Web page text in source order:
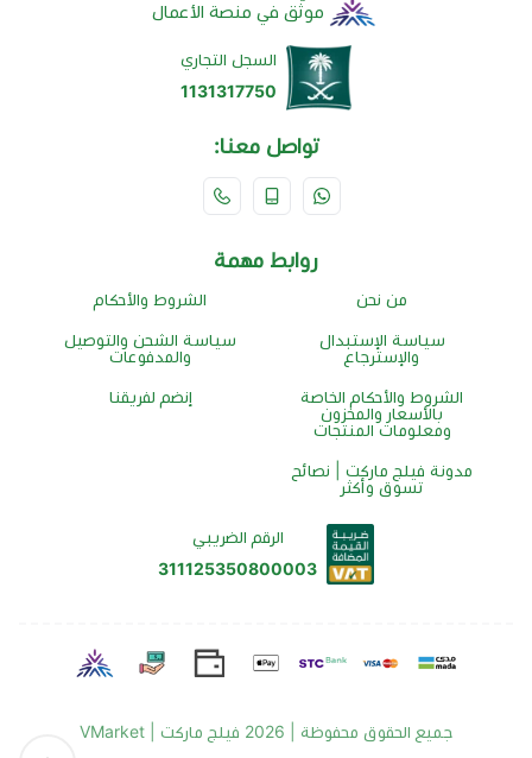
موثّق في منصة الأعمال
السجل التجاري
1131317750
تواصل معنا:
روابط مهمة
من نحن الشروط والأحكام
سياسة الإستبدال
والإسترجاع
سياسة الشحن والتوصيل
والمدفوعات
الشروط والأحكام الخاصة
بالأسعار والمخزون
ومعلومات المنتجات
إنضم لفريقنا
مدونة فيلج ماركت | نصائح
تسوق وأكثر
الرقم الضريبي
311125350800003
جميع الحقوق محفوظة | 2026 فيلج ماركت | VMarket